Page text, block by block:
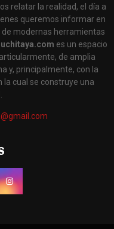
relatar la realidad, el día a
queremos informar en
de modernas herramientas
es un espacio
de amplia
y, principalmente, con la
la cual se construye una